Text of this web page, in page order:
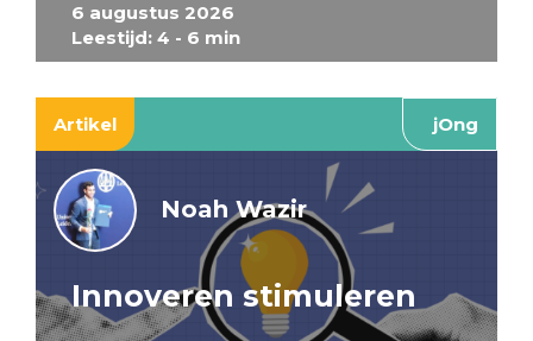
6 augustus 2026
Leestijd: 4 - 6 min
Artikel jOng
Noah Wazir
Innoveren stimuleren